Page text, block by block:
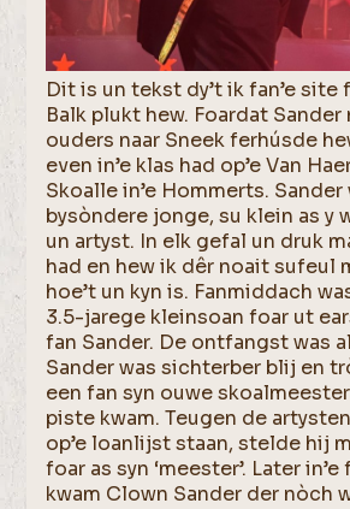
Dit is un tekst dy’t ik fan’e site
Balk plukt hew. Foardat Sander
ouders naar Sneek ferhúsde
even in’e klas had op’e Van
Skoalle in’e Hommerts. Sander
bysòndere jonge, su klein as y
un artyst. In elk gefal un druk
had en hew ik dêr noait sufeul
hoe’t un kyn is. Fanmiddach
3.5-jarege kleinsoan foar ut
fan Sander. De ontfangst was
Sander was sichterber blij en
een fan syn ouwe
piste kwam. Teugen de
op’e loanlijst staan, stelde hij
foar as syn ‘meester’. Later
kwam Clown Sander der nòch